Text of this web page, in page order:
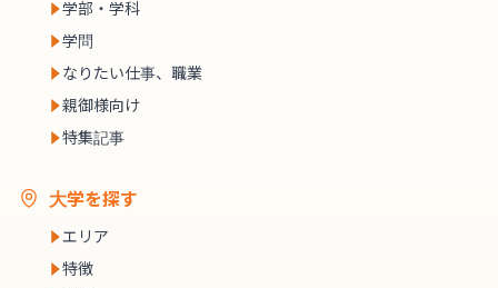
学部・学科
学問
なりたい仕事、職業
親御様向け
特集記事
大学を探す
エリア
特徴